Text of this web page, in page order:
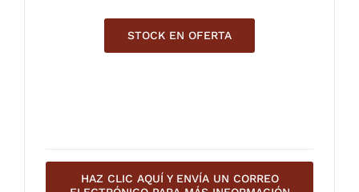
STOCK EN OFERTA
HAZ CLIC AQUÍ Y ENVÍA UN CORREO